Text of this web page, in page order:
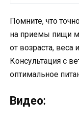
Помните, что
на приемы пищи
от возраста, веса
Консультация с
оптимальное
Видео: